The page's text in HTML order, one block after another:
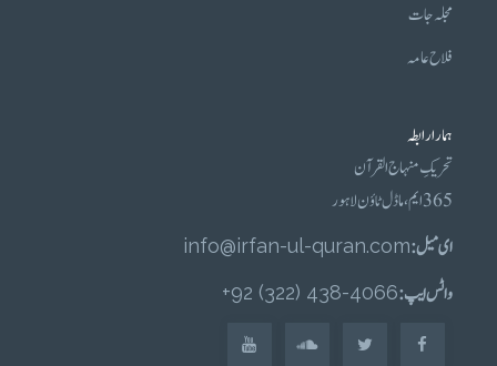
مجلہ جات
فلاح عامہ
ہمارا رابطہ
تحریکِ منہاج القرآن
365 ایم، ماڈل ٹاؤن لاہور
ای میل :info@irfan-ul-quran.com
واٹس ایپ :4066-438 (322) 92+